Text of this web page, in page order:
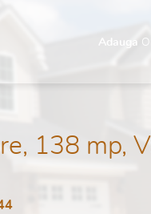
Adauga
138 mp,